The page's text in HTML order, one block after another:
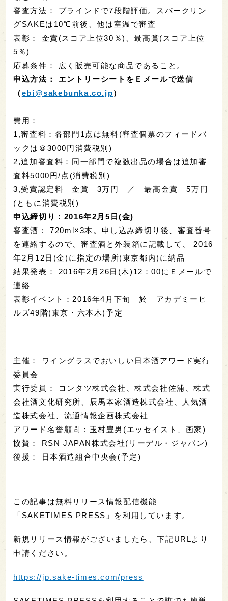
審査方法： ブラインドで7段階評価。スパークリン
グSAKEは10℃前後、他は室温で審査
表彰： 金賞(スコア上位30％)、最高賞(スコア上位
5％)
応募条件： 広く販売可能な商品であること。
申込方法： エントリーシートをＥメールで送信
（ebi@sakebunka.co.jp）
費用：
1,審査料：各部門1点は無料(審査個票のフィードバ
ックは＠3000円消費税別)
2,追加審査料：同一部門で複数出品の場合は追加審
査料5000円/点(消費税別)
3,受賞認定料 金賞 3万円 ／ 最高金賞 5万円
(ともに消費税別)
申込締切り：2016年2月5日(金)
審査酒： 720ml×3本。申し込み締切り後、審査番号
を連絡するので、審査酒と外装箱に記載して、 2016
年2月12日(金)に指定の場所(東京都内)に納品
結果発表： 2016年2月26日(木)12：00にＥメールで
連絡
表彰イベント：2016年4月下旬 於 アカデミーヒ
ルズ49階(東京・六本木)予定
主催： ワイングラスでおいしい日本酒アワード実行
委員会
実行委員： コンタツ株式会社、株式会社佐浦、株式
会社酒文化研究所、辰馬本家酒造株式会社、人気酒
造株式会社、流通情報企画株式会社
アワード名誉顧問：玉村豊男(エッセイスト、画家)
協賛： RSN JAPAN株式会社(リーデル・ジャパン)
後援： 日本酒造組合中央会(予定)
この記事は無料リリース情報配信機能
「SAKETIMES PRESS」を利用しています。
新規リリース情報がございましたら、下記URLより
申請ください。
https://jp.sake-times.com/press